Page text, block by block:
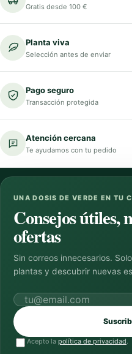
Gratis desde 100 €
Planta viva
Selección antes de enviar
Pago seguro
Transacción protegida
Atención cercana
Te ayudamos con tu pedido
UNA DOSIS DE VERDE EN TU
Consejos útiles,
ofertas
Sin correos innecesarios.
plantas y descubrir nuevas
Correo electrónico
Acepto la política de privacidad.